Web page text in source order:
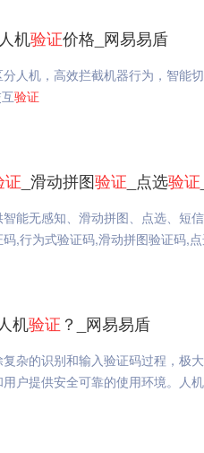
_人机验证价格_网易易盾
人机，高效拦截机器行为，智能
验证
证 _滑动拼图验证 _点选验证
能无感知、滑动拼图、点选、短
,行为式验证码,滑动拼图验证码,
机验证 ？_网易易盾
复杂的识别和输入验证码过程，极
户提供安全可靠的使用环境。人机